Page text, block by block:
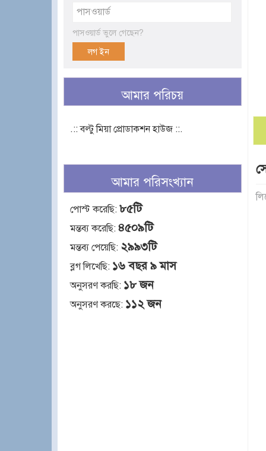
পাসওয়ার্ড ভুলে গেছেন?
আমার পরিচয়
.:: বল্টু মিয়া প্রোডাকশন হাউজ ::.
আমার পরিসংখ্যান
পোস্ট করেছি: ৮৫টি
মন্তব্য করেছি: ৪৫০৯টি
মন্তব্য পেয়েছি: ২৯৯৩টি
ব্লগ লিখেছি: ১৬ বছর ৯ মাস
অনুসরণ করছি: ১৮ জন
অনুসরণ করছে: ১১২ জন